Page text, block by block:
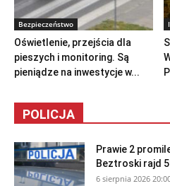
Bezpieczeństwo
Oświetlenie, przejścia dla
pieszych i monitoring. Są
pieniądze na inwestycje w...
POLICJA
Prawie 2
Beztroski rajd
6 sierpnia 2026